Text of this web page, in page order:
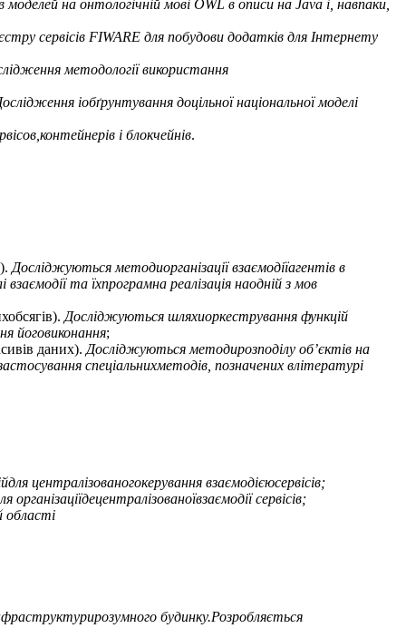
на онтологічній мові OWL в описи на Java і, навпаки,
сервісів FIWARE для побудови додатків для Інтернету
методології використання
іобґрунтування доцільної національної моделі
і блокчейнів.
Досліджуються методиорганізації взаємодіїагентів в
та їхпрограмна реалізація наодній з мов
Досліджуються шляхиоркестрування функцій
йоговиконання;
даних). Досліджуються методирозподілу об’єктів на
спеціальнихметодів, позначених влітературі
централізованогокерування взаємодієюсервісів;
сервісів;
області
будинку.Розробляється